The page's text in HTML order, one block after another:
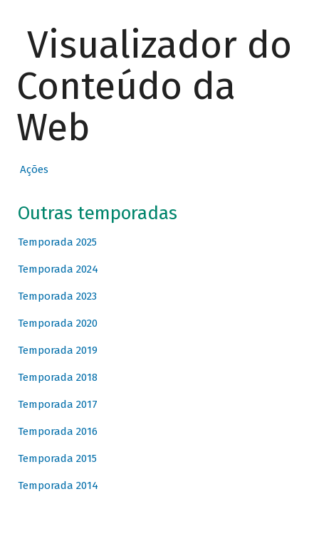
Visualizador do
Conteúdo da
Web
Ações
Outras temporadas
Temporada 2025
Temporada 2024
Temporada 2023
Temporada 2020
Temporada 2019
Temporada 2018
Temporada 2017
Temporada 2016
Temporada 2015
Temporada 2014